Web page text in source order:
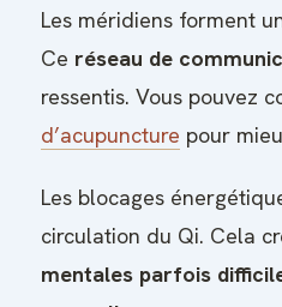
Les méridiens forment
Ce réseau de
ressentis. Vous pouvez
d’acupuncture pour
Les blocages
circulation du Qi. Cela
mentales parfois